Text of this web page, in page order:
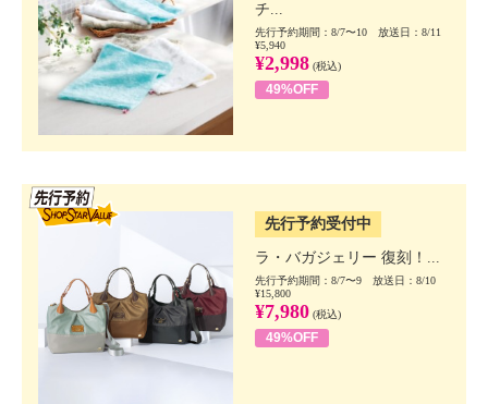
チ...
先行予約期間：8/7〜10 放送日：8/11
¥5,940
¥2,998 (税込)
49%OFF
先行予約受付中
ラ・バガジェリー 復刻！...
先行予約期間：8/7〜9 放送日：8/10
¥15,800
¥7,980 (税込)
49%OFF